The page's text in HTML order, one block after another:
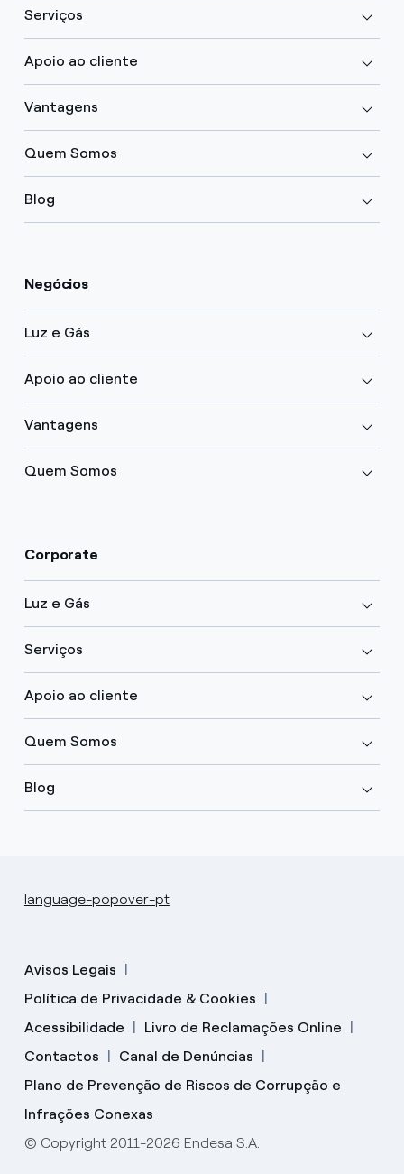
Serviços
Apoio ao cliente
Vantagens
Quem Somos
Blog
Negócios
Luz e Gás
Apoio ao cliente
Vantagens
Quem Somos
Corporate
Luz e Gás
Serviços
Apoio ao cliente
Quem Somos
Blog
language-popover-pt
Avisos Legais
Política de Privacidade & Cookies
Acessibilidade
Livro de Reclamações Online
Contactos
Canal de Denúncias
Plano de Prevenção de Riscos de Corrupção e
Infrações Conexas
© Copyright 2011-2026 Endesa S.A.